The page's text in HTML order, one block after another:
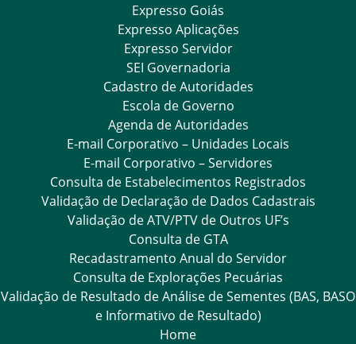
Expresso Goiás
Expresso Aplicações
Expresso Servidor
SEI Governadoria
Cadastro de Autoridades
Escola de Governo
Agenda de Autoridades
E-mail Corporativo – Unidades Locais
E-mail Corporativo – Servidores
Consulta de Estabelecimentos Registrados
Validação de Declaração de Dados Cadastrais
Validação de ATV/PTV de Outros UF’s
Consulta de GTA
Recadastramento Anual do Servidor
Consulta de Explorações Pecuárias
Validação de Resultado de Análise de Sementes (BAS, BASO
e Informativo de Resultado)
Home